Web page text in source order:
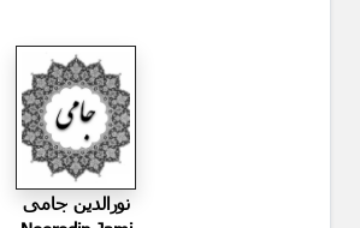
نورالدین جامی